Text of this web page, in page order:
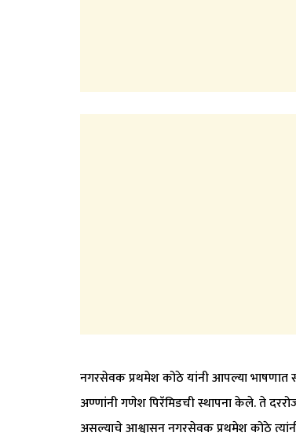
नगरसेवक प्रथमेश कोठे यांनी आपल्या भाषणात
अण्णांनी गणेश पिरॅमिडची स्थापना केले. ते
असल्याचे आश्वासन नगरसेवक प्रथमेश कोठे